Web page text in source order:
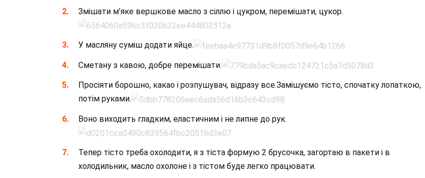
Змішати м’яке вершкове масло з сіллю і цукром, перемішати, цукор.
У масляну суміш додати яйце.
Сметану з кавою, добре перемішати.
Просіяти борошно, какао і розпушувач, відразу все.Замішуємо тісто, спочатку лопаткою,
потім руками.
Воно виходить гладким, еластичним і не липне до рук.
Тепер тісто треба охолодити, я з тіста формую 2 брусочка, загортаю в пакети і в
холодильник, масло охолоне і з тістом буде легко працювати.